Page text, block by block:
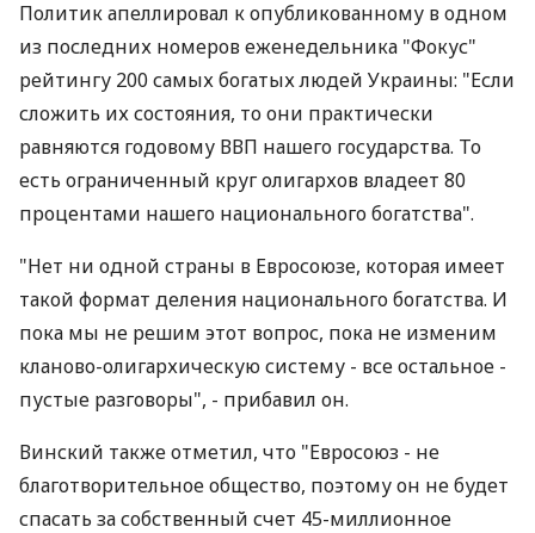
Политик апеллировал к опубликованному в одном
из последних номеров еженедельника "Фокус"
рейтингу 200 самых богатых людей Украины: "Если
сложить их состояния, то они практически
равняются годовому ВВП нашего государства. То
есть ограниченный круг олигархов владеет 80
процентами нашего национального богатства".
"Нет ни одной страны в Евросоюзе, которая имеет
такой формат деления национального богатства. И
пока мы не решим этот вопрос, пока не изменим
кланово-олигархическую систему - все остальное -
пустые разговоры", - прибавил он.
Винский также отметил, что "Евросоюз - не
благотворительное общество, поэтому он не будет
спасать за собственный счет 45-миллионное